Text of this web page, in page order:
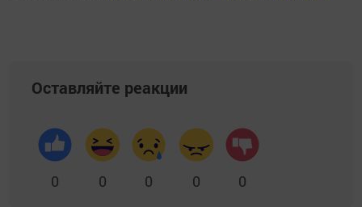
Оставляйте реакции
0 0 0 0 0